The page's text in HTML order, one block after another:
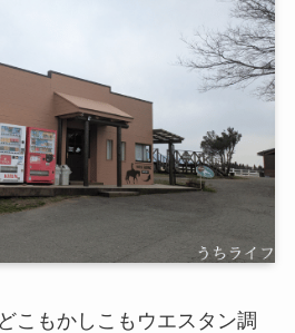
こもかしこもウエスタン調